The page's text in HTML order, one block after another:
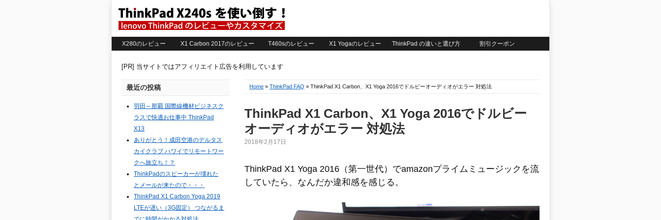
X280のレビュー X1 Carbon 2017のレビュー T460sのレビュー X1 Yogaのレビュー ThinkPad の違いと選び方 割引クーポン
[PR] 当サイトではアフィリエイト広告を利用しています
Home » ThinkPad FAQ » ThinkPad X1 Carbon、X1 Yoga 2016でドルビーオーディオがエラー 対処法
ThinkPad X1 Carbon、X1 Yoga 2016でドルビー
オーディオがエラー 対処法
2018年2月17日
ThinkPad X1 Yoga 2016（第一世代）でamazonプライムミュージックを流
していたら、なんだか違和感を感じる。
最近の投稿
羽田～那覇 国際線機材ビジネスク
ラスで快適お仕事中 ThinkPad
X13
ありがとう！成田空港のデルタス
カイクラブ ハワイでリモートワー
クへ旅立ち！？
ThinkPadのスピーカーが壊れた
とメールが来たので・・・
ThinkPad X1 Carbon Yoga 2019
LTEが遅い（3G固定） つながるま